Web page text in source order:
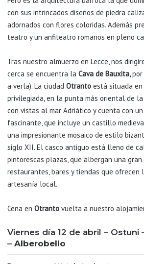
con sus intrincados diseños de piedra
adornados con flores coloridas. Además
teatro y un anfiteatro romanos en pleno
Tras nuestro almuerzo en Lecce, nos
cerca se encuentra la Cava de Bauxita,por
a verla). La ciudad Otranto está situada en
privilegiada, en la punta más oriental de
con vistas al mar Adriático y cuenta con
fascinante, que incluye un castillo
una impresionante mosaico de estilo
siglo XII. El casco antiguo está lleno de
pintorescas plazas, que albergan una
restaurantes, bares y tiendas que ofrecen
artesanía local.
Cena en Otranto vuelta a nuestro
Viernes día 12 de abril –
– Alberobello